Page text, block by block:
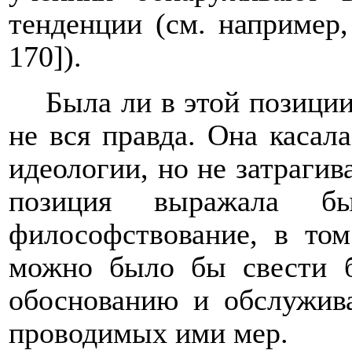
тенденции (см.
170]).
Была ли в этой
не вся правда. Она
идеологии, но не
позиция выражала
философствование, в
можно было бы свести
обоснованию и
проводимых ими мер.